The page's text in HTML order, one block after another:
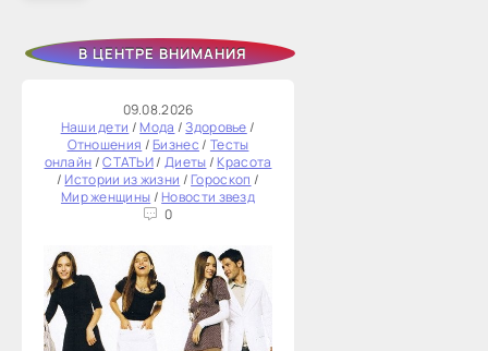
В ЦЕНТРЕ ВНИМАНИЯ
09.08.2026
Наши дети /Мода /Здоровье/
Отношения /Бизнес/ Тесты
онлайн/СТАТЬИ/ Диеты/Красота
/ Истории из жизни /Гороскоп /
Мир женщины/Новости звезд
0